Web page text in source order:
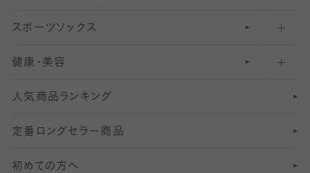
ハイソックス
オーバーニー・ニーハイソックス
81 〜110デニールタイツ
111〜210デニールタイツ
211デニールタイツ以上（防寒・厚手タイツ）
マタニティレギンス
5 分丈
6 分丈レギンス
7 分丈 レギンス
8分丈 レギンス
結婚式用ストッキング
美脚ストッキング
オールスルーストッキング
匠シリーズ
フレッシャーズ向けソックス・靴下
冠婚葬祭向けソックス・靴下
スーツカジュアルソックス・靴下
ロングホーズ
スポーツソックス
ランニングソックス・靴下
ゴルフソックス・靴下
サッカー・フットサル用ソックス
ヨガソックス・靴下
健康・美容
インナーソックス
加圧・着圧ソックス
冷えとり靴下
人気商品ランキング
定番ロングセラー商品
初めての方へ